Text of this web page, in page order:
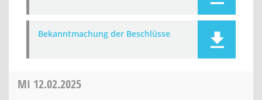
Bekanntmachung der Beschlüsse
MI 12.02.2025